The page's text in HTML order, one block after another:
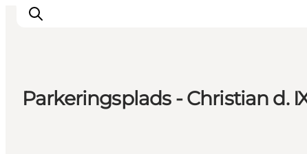
Parkeringsplads - Christian d.